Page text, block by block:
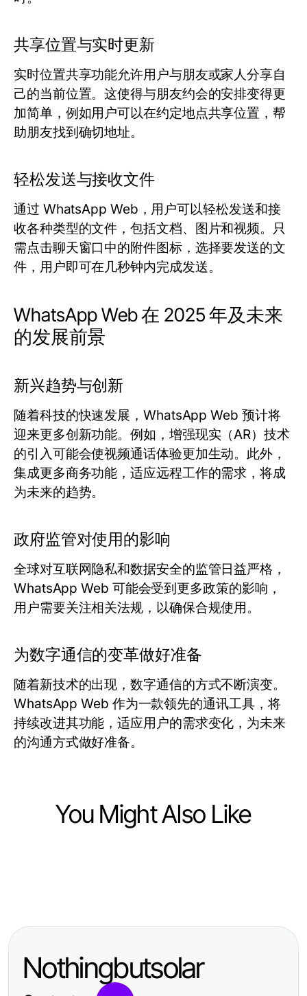
共享位置与实时更新
实时位置共享功能允许用户与朋友或家人分享自
己的当前位置。这使得与朋友约会的安排变得更
加简单，例如用户可以在约定地点共享位置，帮
助朋友找到确切地址。
轻松发送与接收文件
通过 WhatsApp Web，用户可以轻松发送和接
收各种类型的文件，包括文档、图片和视频。只
需点击聊天窗口中的附件图标，选择要发送的文
件，用户即可在几秒钟内完成发送。
WhatsApp Web 在 2025 年及未来
的发展前景
新兴趋势与创新
随着科技的快速发展，WhatsApp Web 预计将
迎来更多创新功能。例如，增强现实（AR）技术
的引入可能会使视频通话体验更加生动。此外，
集成更多商务功能，适应远程工作的需求，将成
为未来的趋势。
政府监管对使用的影响
全球对互联网隐私和数据安全的监管日益严格，
WhatsApp Web 可能会受到更多政策的影响，
用户需要关注相关法规，以确保合规使用。
为数字通信的变革做好准备
随着新技术的出现，数字通信的方式不断演变。
WhatsApp Web 作为一款领先的通讯工具，将
持续改进其功能，适应用户的需求变化，为未来
的沟通方式做好准备。
You Might Also Like
Moderation
Issues Fast: Essential Tips for
AiCoin vs 其他交易平台：2026年的
Nothingbutsolar